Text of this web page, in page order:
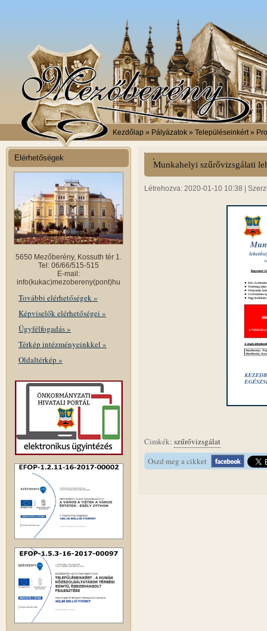
Kezdőlap » Pályázatok » Településeinkért »
Elérhetőségek
5650 Mezőberény, Kossuth tér 1.
Tel: 06/66/515-515
E-mail:
info(kukac)mezobereny(pont)hu
További elérhetőségek »
Képviselők elérhetőségei »
Ügyfélfogadás »
Térkép intézményeinkkel »
Oldaltérkép »
Munkahelyi szűrővizsgálati
Létrehozva: 2020-01-10 10:38 |
Cimkék: szűrővizsgálat
Oszd meg a cikket